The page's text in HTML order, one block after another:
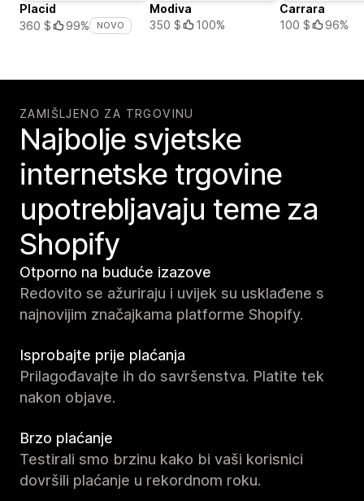
Placid
360 $
99% NOVO
Modiva
350 $
100%
Carrara
100 $
96%
ZAMIŠLJENO ZA TRGOVINU
Najbolje svjetske
internetske trgovine
upotrebljavaju teme za
Shopify
Otporno na buduće izazove
Redovito se ažuriraju i uvijek su usklađene s
najnovijim značajkama platforme Shopify.
Isprobajte prije plaćanja
Prilagođavajte ih do savršenstva. Platite tek
nakon objave.
Brzo plaćanje
Testirali smo brzinu kako bi vaši korisnici
dovršili plaćanje u rekordnom roku.